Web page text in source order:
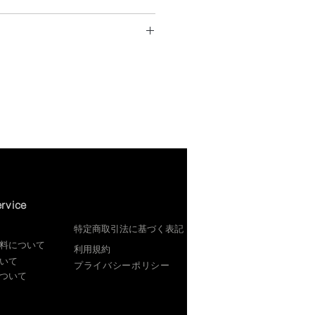
行75cm 高さ12cm
92%、ナイロン8%
承っておりません。
について
て
いて
特定商取引法に基づく表記
​利用規約
プライバシーポリシー